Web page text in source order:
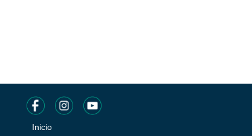
Inicio